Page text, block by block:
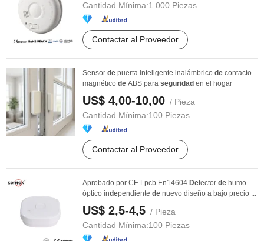
Cantidad Mínima:1.000 Piezas
Contactar al Proveedor
Sensor de puerta inteligente inalámbrico de contacto
magnético de ABS para seguridad en el hogar
US$ 4,00-10,00 / Pieza
Cantidad Mínima:100 Piezas
Contactar al Proveedor
Aprobado por CE Lpcb En14604 Detector de humo
óptico independiente de nuevo diseño a bajo precio ...
US$ 2,5-4,5 / Pieza
Cantidad Mínima:100 Piezas